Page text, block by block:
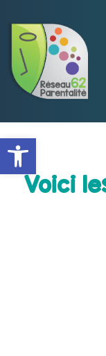
Ouvrir la barre d’outils
Voici